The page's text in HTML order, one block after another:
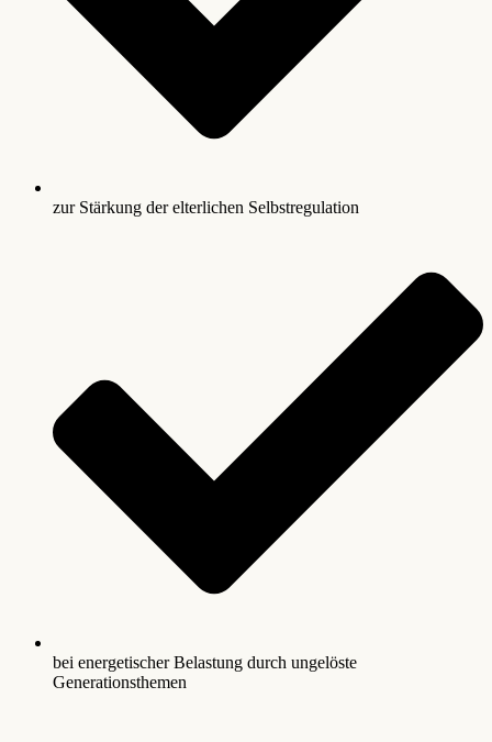
zur Stärkung der elterlichen Selbstregulation
bei energetischer Belastung durch ungelöste
Generationsthemen